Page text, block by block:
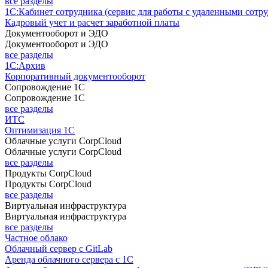
1С:Кабинет сотрудника (сервис для работы с удаленными
Кадровый учет и расчет заработной платы
Документооборот и ЭДО
Документооборот и ЭДО
все разделы
1С:Архив
Корпоративный документооборот
Сопровождение 1С
Сопровождение 1С
все разделы
ИТС
Оптимизация 1С
Облачные услуги CorpCloud
Облачные услуги CorpCloud
все разделы
Продукты CorpCloud
Продукты CorpCloud
все разделы
Виртуальная инфраструктура
Виртуальная инфраструктура
все разделы
Частное облако
Облачный сервер с GitLab
Аренда облачного сервера с 1С